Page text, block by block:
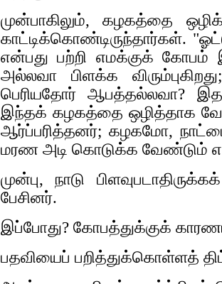
முன்பாகிலும், கழகத்தை
காட்டிக்கொண்டிருந்தார்கள்.
என்பது பற்றி எமக்குக்
அல்லவா பிளக்க
பெரியதோர் ஆபத்தல்லவா?
இந்தக் கழகத்தை ஒழித்தாக
ஆர்ப்பரித்தனர்; கழகமோ,
மரண அடி கொடுக்க வேண்டும்
முன்பு, நாடு
பேசினர்.
இப்போது? கோபத்துக்குக்
பதவியைப் பறித்துக்கொள்ளத்